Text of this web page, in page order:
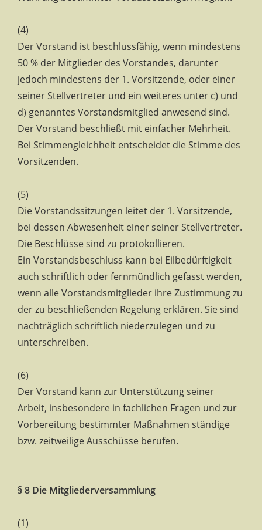
(4)
Der Vorstand ist beschlussfähig, wenn mindestens
50 % der Mitglieder des Vorstandes, darunter
jedoch mindestens der 1. Vorsitzende, oder einer
seiner Stellvertreter und ein weiteres unter c) und
d) genanntes Vorstandsmitglied anwesend sind.
Der Vorstand beschließt mit einfacher Mehrheit.
Bei Stimmengleichheit entscheidet die Stimme des
Vorsitzenden.
(5)
Die Vorstandssitzungen leitet der 1. Vorsitzende,
bei dessen Abwesenheit einer seiner Stellvertreter.
Die Beschlüsse sind zu protokollieren.
Ein Vorstandsbeschluss kann bei Eilbedürftigkeit
auch schriftlich oder fernmündlich gefasst werden,
wenn alle Vorstandsmitglieder ihre Zustimmung zu
der zu beschließenden Regelung erklären. Sie sind
nachträglich schriftlich niederzulegen und zu
unterschreiben.
(6)
Der Vorstand kann zur Unterstützung seiner
Arbeit, insbesondere in fachlichen Fragen und zur
Vorbereitung bestimmter Maßnahmen ständige
bzw. zeitweilige Ausschüsse berufen.
§ 8 Die Mitgliederversammlung
(1)